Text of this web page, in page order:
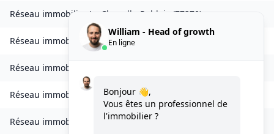
Réseau immobilier La Chapelle-Rablais (77370)
Réseau immobilierLes Chapelles-Bourbon
Réseau immobilier
Réseau immobilier Charny(77410)
Réseau immobilier Chessy(77700)
William - Head of growth
En ligne
Bonjour 👋,
Vous êtes un professionnel de
l'immobilier ?